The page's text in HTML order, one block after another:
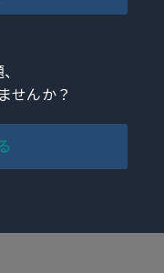
せんか？